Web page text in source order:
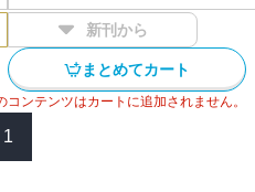
新刊から
まとめてカート
ンテンツはカートに追加されません。
1